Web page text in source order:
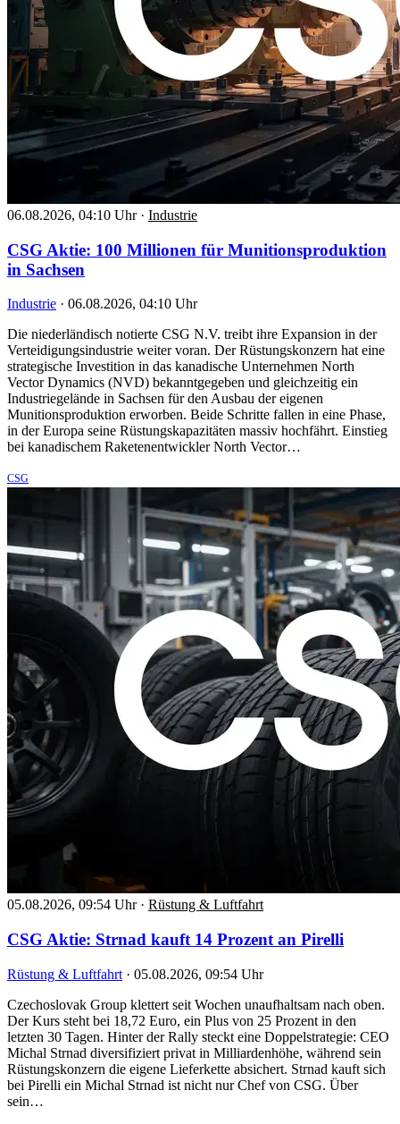
06.08.2026, 04:10 Uhr · Industrie
CSG Aktie: 100 Millionen für Munitionsproduktion
in Sachsen
Industrie · 06.08.2026, 04:10 Uhr
Die niederländisch notierte CSG N.V. treibt ihre Expansion in der
Verteidigungsindustrie weiter voran. Der Rüstungskonzern hat eine
strategische Investition in das kanadische Unternehmen North
Vector Dynamics (NVD) bekanntgegeben und gleichzeitig ein
Industriegelände in Sachsen für den Ausbau der eigenen
Munitionsproduktion erworben. Beide Schritte fallen in eine Phase,
in der Europa seine Rüstungskapazitäten massiv hochfährt. Einstieg
bei kanadischem Raketenentwickler North Vector…
CSG
05.08.2026, 09:54 Uhr · Rüstung & Luftfahrt
CSG Aktie: Strnad kauft 14 Prozent an Pirelli
Rüstung & Luftfahrt · 05.08.2026, 09:54 Uhr
Czechoslovak Group klettert seit Wochen unaufhaltsam nach oben.
Der Kurs steht bei 18,72 Euro, ein Plus von 25 Prozent in den
letzten 30 Tagen. Hinter der Rally steckt eine Doppelstrategie: CEO
Michal Strnad diversifiziert privat in Milliardenhöhe, während sein
Rüstungskonzern die eigene Lieferkette absichert. Strnad kauft sich
bei Pirelli ein Michal Strnad ist nicht nur Chef von CSG. Über
sein…